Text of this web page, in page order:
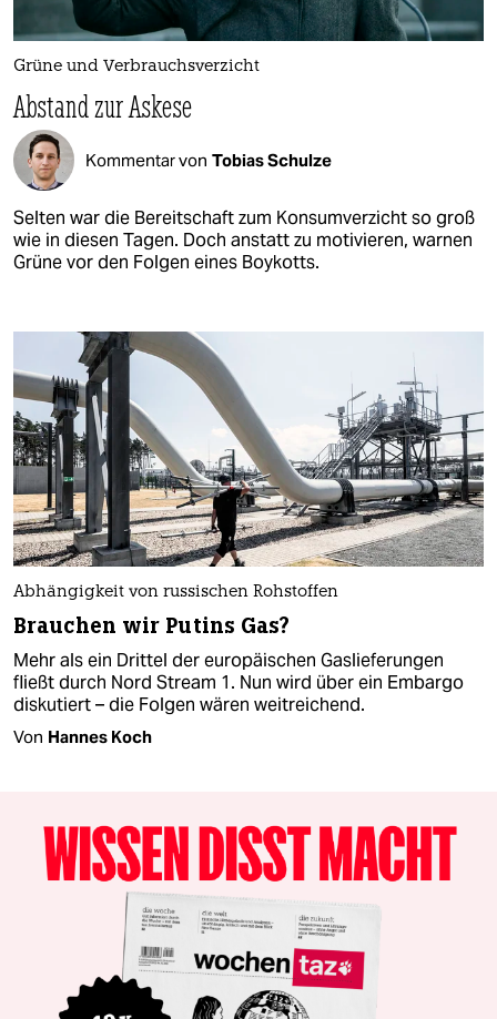
Grüne und Verbrauchsverzicht
Abstand zur Askese
Kommentar von Tobias Schulze
Selten war die Bereitschaft zum Konsumverzicht so groß
wie in diesen Tagen. Doch anstatt zu motivieren, warnen
Grüne vor den Folgen eines Boykotts.
Abhängigkeit von russischen Rohstoffen
Brauchen wir Putins Gas?
Mehr als ein Drittel der europäischen Gaslieferungen
fließt durch Nord Stream 1. Nun wird über ein Embargo
diskutiert – die Folgen wären weitreichend.
Von Hannes Koch